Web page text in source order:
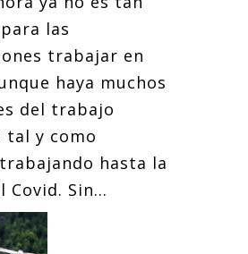
las
trabajar en
haya muchos
del trabajo
tal y como
hasta la
Covid. Sin...